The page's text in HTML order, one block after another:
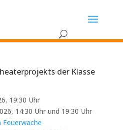
der Klasse
19:30 Uhr
14:30 Uhr und 19:30 Uhr
Feuerwache